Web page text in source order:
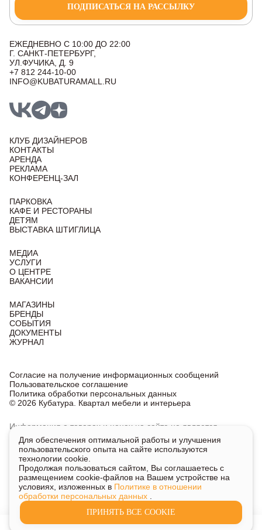
ПОДПИСАТЬСЯ НА РАССЫЛКУ
ЕЖЕДНЕВНО С 10:00 ДО 22:00
Г. САНКТ-ПЕТЕРБУРГ,
УЛ.ФУЧИКА, Д. 9
+7 812 244-10-00
INFO@KUBATURAMALL.RU
КЛУБ ДИЗАЙНЕРОВ
КОНТАКТЫ
АРЕНДА
РЕКЛАМА
КОНФЕРЕНЦ-ЗАЛ
ПАРКОВКА
КАФЕ И РЕСТОРАНЫ
ДЕТЯМ
ВЫСТАВКА ШТИГЛИЦА
МЕДИА
УСЛУГИ
О ЦЕНТРЕ
ВАКАНСИИ
МАГАЗИНЫ
БРЕНДЫ
СОБЫТИЯ
ДОКУМЕНТЫ
ЖУРНАЛ
© 2026 Кубатура. Квартал мебели и интерьера
Согласие на получение информационных сообщений
Пользовательское соглашение
Политика обработки персональных данных
Информация о товарах и ценах на сайте не является
публичной офертой, носит исключительно информационный
характер.
Для получения подробной информации о наличии
и стоимости указанных товаров и услуг напишите или
позвоните нам.
Для обеспечения оптимальной работы и улучшения
пользовательского опыта на сайте используются
технологии cookie.
Продолжая пользоваться сайтом, Вы соглашаетесь с
размещением cookie-файлов на Вашем устройстве на
условиях, изложенных в Политике в отношении
обработки персональных данных
ПРИНЯТЬ ВСЕ COOKIE